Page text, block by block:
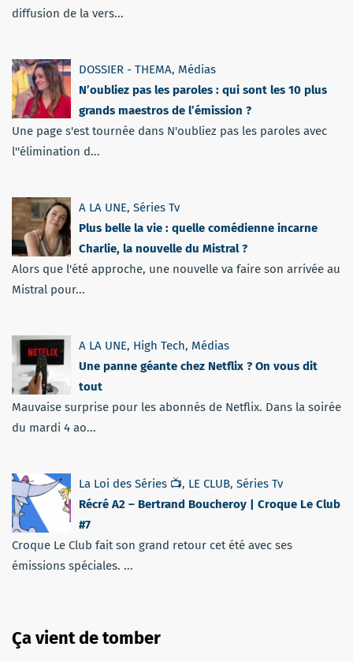
diffusion de la vers...
DOSSIER - THEMA, Médias
N’oubliez pas les paroles : qui sont les 10 plus
grands maestros de l’émission ?
Une page s'est tournée dans N'oubliez pas les paroles avec
l''élimination d...
A LA UNE, Séries Tv
Plus belle la vie : quelle comédienne incarne
Charlie, la nouvelle du Mistral ?
Alors que l'été approche, une nouvelle va faire son arrivée au
Mistral pour...
A LA UNE, High Tech, Médias
Une panne géante chez Netflix ? On vous dit
tout
Mauvaise surprise pour les abonnés de Netflix. Dans la soirée
du mardi 4 ao...
La Loi des Séries 📺, LE CLUB, Séries Tv
Récré A2 – Bertrand Boucheroy | Croque Le Club
#7
Croque Le Club fait son grand retour cet été avec ses
émissions spéciales. ...
Ça vient de tomber